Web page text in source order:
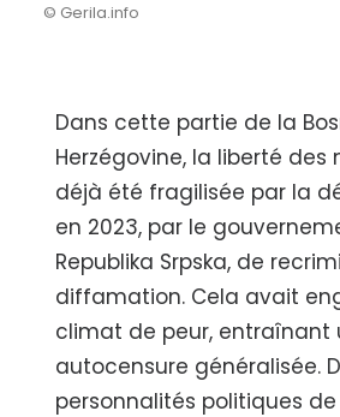
© Gerila.info
Dans cette partie de la
Herzégovine, la liberté
déjà été fragilisée par la
en 2023, par le
Republika Srpska, de
diffamation. Cela avait
climat de peur, entraînant
autocensure généralisée.
personnalités politiques